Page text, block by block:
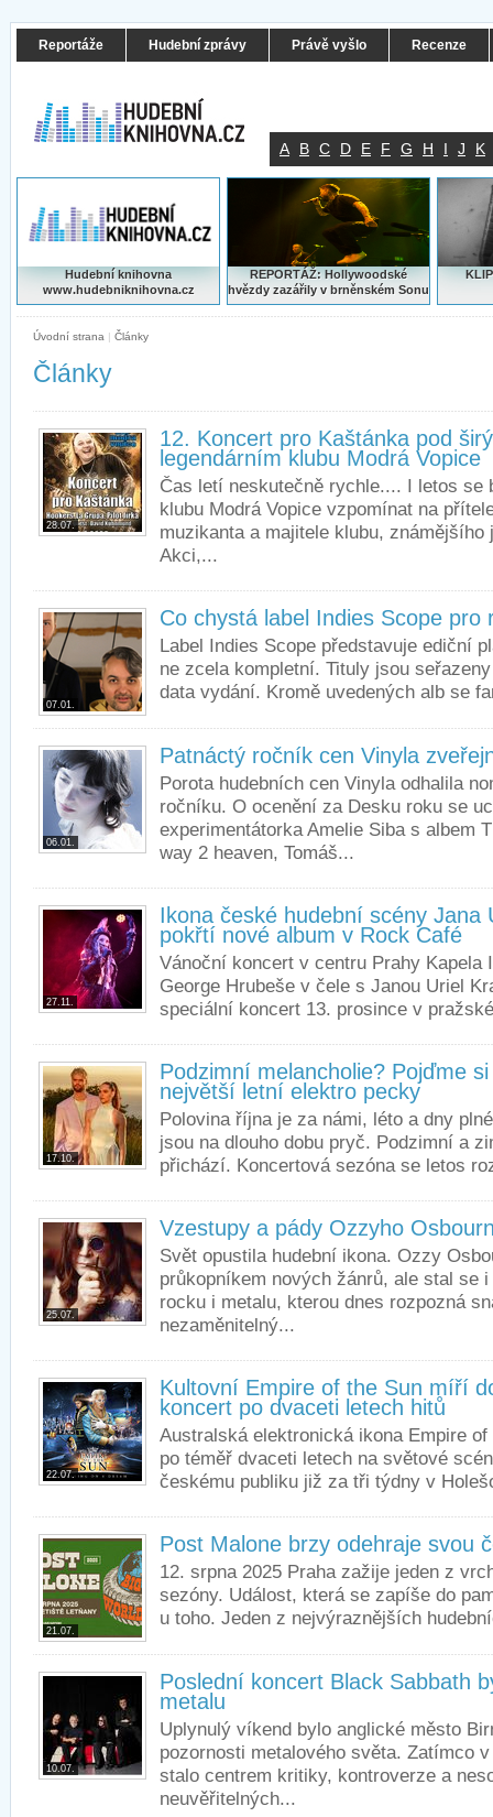
Reportáže Hudební zprávy Právě vyšlo Recenze
A B C D E F G H I J K
Hudební knihovna
www.hudebniknihovna.cz
REPORTÁŽ: Hollywoodské
hvězdy zazářily v brněnském Sonu
Úvodní strana | Články
Články
28.07.
12. Koncert pro Kaštánka pod
legendárním klubu Modrá Vopice
Čas letí neskutečně rychle.... I letos se
klubu Modrá Vopice vzpomínat na
muzikanta a majitele klubu, známějšího
Akci,...
07.01.
Co chystá label Indies Scope pro
Label Indies Scope představuje ediční
ne zcela kompletní. Tituly jsou
data vydání. Kromě uvedených alb se
06.01.
Patnáctý ročník cen Vinyla
Porota hudebních cen Vinyla odhalila
ročníku. O ocenění za Desku roku se
experimentátorka Amelie Siba s albem
way 2 heaven, Tomáš...
27.11.
Ikona české hudební scény Jana
pokřtí nové album v Rock Café
Vánoční koncert v centru Prahy Kapela
George Hrubeše v čele s Janou Uriel
speciální koncert 13. prosince v
17.10.
Podzimní melancholie? Pojďme
největší letní elektro pecky
Polovina října je za námi, léto a dny
jsou na dlouho dobu pryč. Podzimní a
přichází. Koncertová sezóna se letos
25.07.
Vzestupy a pády Ozzyho
Svět opustila hudební ikona. Ozzy
průkopníkem nových žánrů, ale stal se
rocku i metalu, kterou dnes rozpozná
nezaměnitelný...
22.07.
Kultovní Empire of the Sun míří
koncert po dvaceti letech hitů
Australská elektronická ikona Empire
po téměř dvaceti letech na světové
českému publiku již za tři týdny v
21.07.
Post Malone brzy odehraje svou
12. srpna 2025 Praha zažije jeden z
sezóny. Událost, která se zapíše do
u toho. Jeden z nejvýraznějších
10.07.
Poslední koncert Black Sabbath
metalu
Uplynulý víkend bylo anglické město
pozornosti metalového světa. Zatímco
stalo centrem kritiky, kontroverze a
neuvěřitelných...